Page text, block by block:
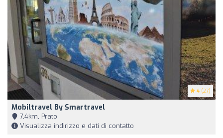
4 (27)
Mobiltravel By Smartravel
7,4km, Prato
Visualizza indirizzo e dati di contatto